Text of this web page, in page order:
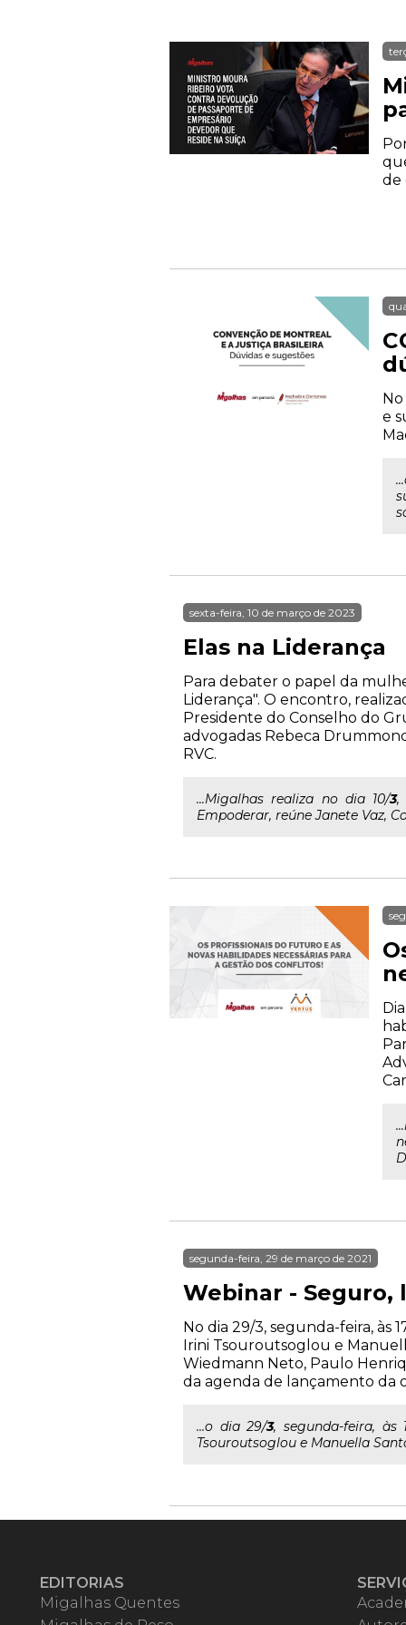
de
e
sexta-feira, 10 de março de 2023
Elas na Liderança
Para debater o papel da
Liderança". O encontro,
Presidente do Conselho do
advogadas Rebeca
RVC.
...Migalhas realiza no dia 10/3,
Empoderar, reúne Janete Vaz,
segunda-feira, 29 de março de 2021
Webinar -
No dia 29/3, segunda-feira, às
Irini Tsouroutsoglou e
Wiedmann Neto, Paulo
da agenda de lançamento da
...o dia 29/3, segunda-feira, às
Tsouroutsoglou e Manuella
EDITORIAS
Migalhas Quentes